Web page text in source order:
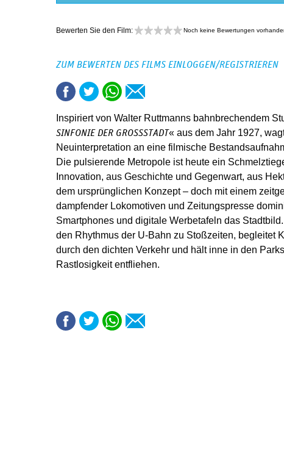
Bewerten Sie den Film: Noch keine Bewertungen
ZUM BEWERTEN DES FILMS EINLOGGEN/REGISTRIEREN
Inspiriert von Walter Ruttmanns bahnbrechendem
SINFONIE DER GROSSSTADT « aus dem Jahr 1927,
Neuinterpretation an eine filmische
Die pulsierende Metropole ist heute ein
Innovation, aus Geschichte und Gegenwart, aus
dem ursprünglichen Konzept – doch mit einem
dampfender Lokomotiven und Zeitungspresse
Smartphones und digitale Werbetafeln das
den Rhythmus der U-Bahn zu Stoßzeiten, begleitet
durch den dichten Verkehr und hält inne in den
Rastlosigkeit entfliehen.